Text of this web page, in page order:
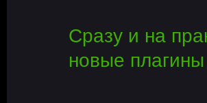
Сразу и на
новые